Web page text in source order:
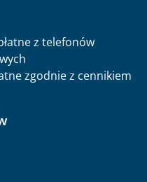
z telefonów
zgodnie z cennikiem